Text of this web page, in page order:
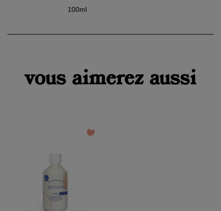
Ajouter à ma liste d'envies ×
liste
×
Vous devez être connecté pour ajouter des produits à
votre liste d'envies.
100ml
vous aimerez aussi
favorite_border